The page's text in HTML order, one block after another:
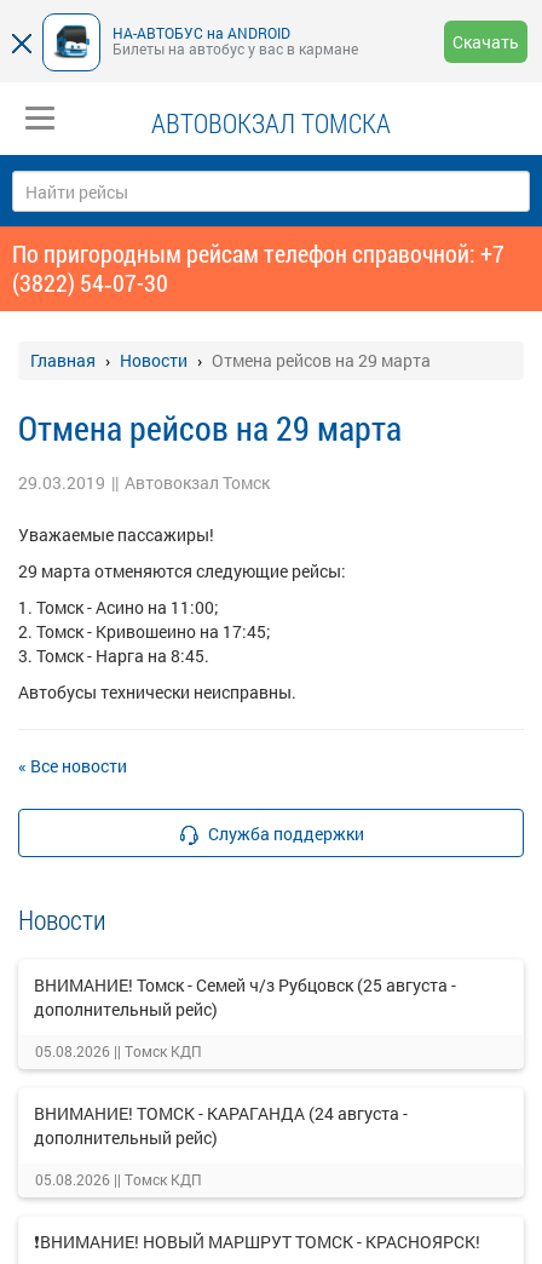
НА-АВТОБУС на ANDROID
Билеты на автобус у вас в кармане
Скачать
АВТОВОКЗАЛ ТОМСКА
По пригородным рейсам телефон справочной: +7
(3822) 54‑07-30
Главная Новости Отмена рейсов на 29 марта
Отмена рейсов на 29 марта
29.03.2019 || Автовокзал Томск
Уважаемые пассажиры!
29 марта отменяются следующие рейсы:
Томск - Асино на 11:00;
Томск - Кривошеино на 17:45;
Томск - Нарга на 8:45.
Автобусы технически неисправны.
« Все новости
Служба поддержки
Новости
ВНИМАНИЕ! Томск - Семей ч/з Рубцовск (25 августа -
дополнительный рейс)
05.08.2026 || Томск КДП
ВНИМАНИЕ! ТОМСК - КАРАГАНДА (24 августа -
дополнительный рейс)
05.08.2026 || Томск КДП
❗ВНИМАНИЕ! НОВЫЙ МАРШРУТ ТОМСК - КРАСНОЯРСК!